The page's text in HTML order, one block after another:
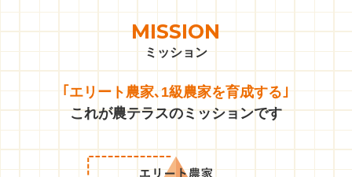
MISSION
ミッション
｢エリート農家､1級農家を育成する｣
これが農テラスのミッションです